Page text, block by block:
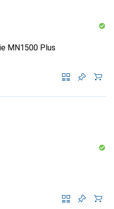
MN1500 Plus